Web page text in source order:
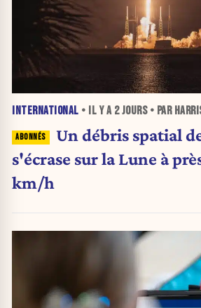
INTERNATIONAL • IL Y A 2 JOURS• PAR
Un débris spatial
s'écrase sur la Lune à
km/h